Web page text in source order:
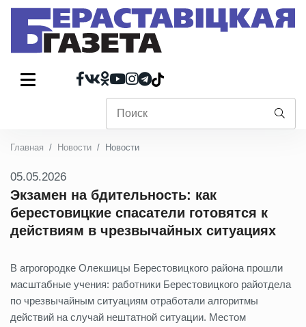
Главная Новости Новости
05.05.2026
Экзамен на бдительность: как
берестовицкие спасатели готовятся к
действиям в чрезвычайных ситуациях
В агрогородке Олекшицы Берестовицкого района прошли
масштабные учения: работники Берестовицкого райотдела
по чрезвычайным ситуациям отработали алгоритмы
действий на случай нештатной ситуации. Местом